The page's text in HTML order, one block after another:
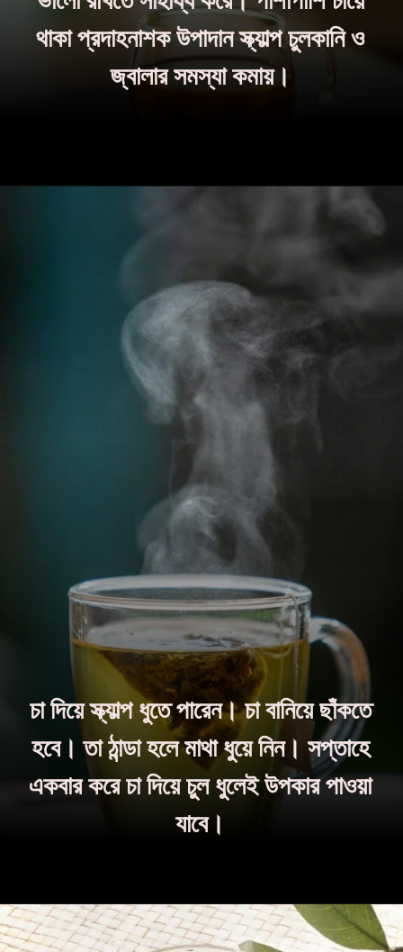
থাকা প্রদাহনাশক উপাদান স্ক্যাল্প চুলকানি ও
জ্বালার সমস্যা কমায়।
চা দিয়ে স্ক্যাল্প ধুতে পারেন। চা বানিয়ে ছাঁকতে
হবে। তা ঠান্ডা হলে মাথা ধুয়ে নিন। সপ্তাহে
একবার করে চা দিয়ে চুল ধুলেই উপকার পাওয়া
যাবে।